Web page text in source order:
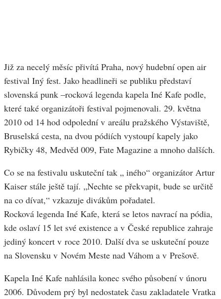
Již za necelý měsíc přivítá Praha, nový hudební open air
festival Iný fest. Jako headlineři se publiku představí
slovenská punk –rocková legenda kapela Iné Kafe podle,
které také organizátoři festival pojmenovali. 29. května
2010 od 14 hod odpolední v areálu pražského Výstaviště,
Bruselská cesta, na dvou pódiích vystoupí kapely jako
Rybičky 48, Medvěd 009, Fate Magazine a mnoho dalších.
Co se na festivalu uskuteční tak „ iného“ organizátor Artur
Kaiser stále ještě tají. „Nechte se překvapit, bude se určitě
na co dívat,“ vzkazuje divákům pořadatel.
Rocková legenda Iné Kafe, která se letos navrací na pódia,
kde oslaví 15 let své existence a v České republice zahraje
jediný koncert v roce 2010. Další dva se uskuteční pouze
na Slovensku v Novém Meste nad Váhom a v Prešově.
Kapela Iné Kafe nahlásila konec svého působení v únoru
2006. Důvodem prý byl nedostatek času zakladatele Vratka